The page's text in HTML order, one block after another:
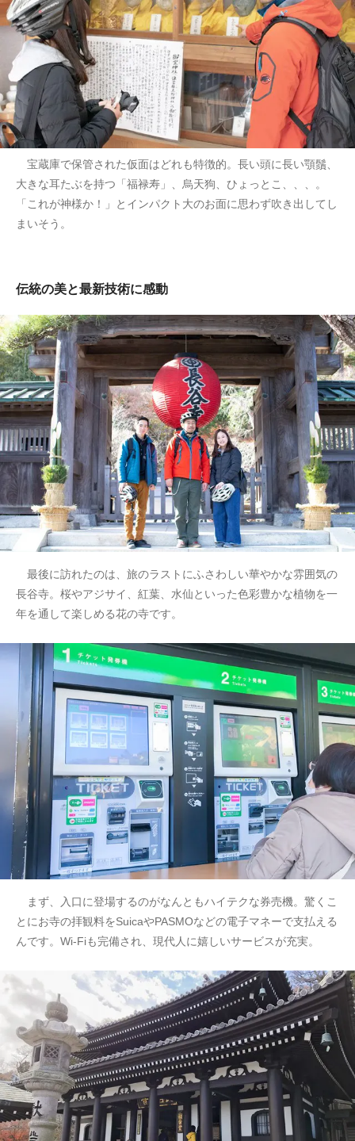
宝蔵庫で保管された仮面はどれも特徴的。長い頭に長い顎鬚、
大きな耳たぶを持つ「福禄寿」、烏天狗、ひょっとこ、、、。
「これが神様か！」とインパクト大のお面に思わず吹き出してし
まいそう。
伝統の美と最新技術に感動
最後に訪れたのは、旅のラストにふさわしい華やかな雰囲気の
長谷寺。桜やアジサイ、紅葉、水仙といった色彩豊かな植物を一
年を通して楽しめる花の寺です。
まず、入口に登場するのがなんともハイテクな券売機。驚くこ
とにお寺の拝観料をSuicaやPASMOなどの電子マネーで支払える
んです。Wi-Fiも完備され、現代人に嬉しいサービスが充実。